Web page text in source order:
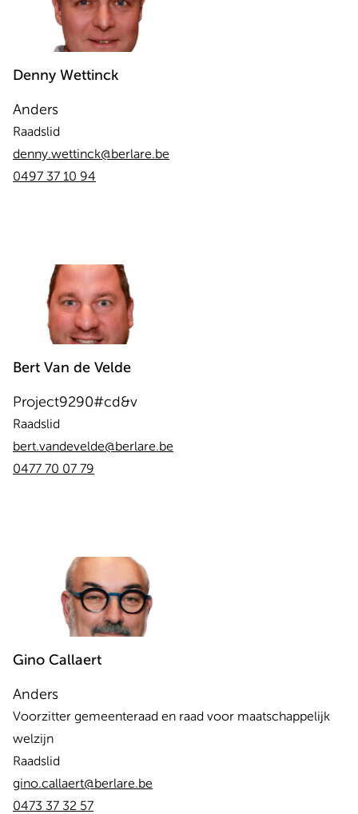
Denny Wettinck
Anders
Raadslid
denny.wettinck@berlare.be
0497 37 10 94
Bert Van de Velde
Project9290#cd&v
Raadslid
bert.vandevelde@berlare.be
0477 70 07 79
Gino Callaert
Anders
Voorzitter gemeenteraad en raad voor maatschappelijk
welzijn
Raadslid
gino.callaert@berlare.be
0473 37 32 57